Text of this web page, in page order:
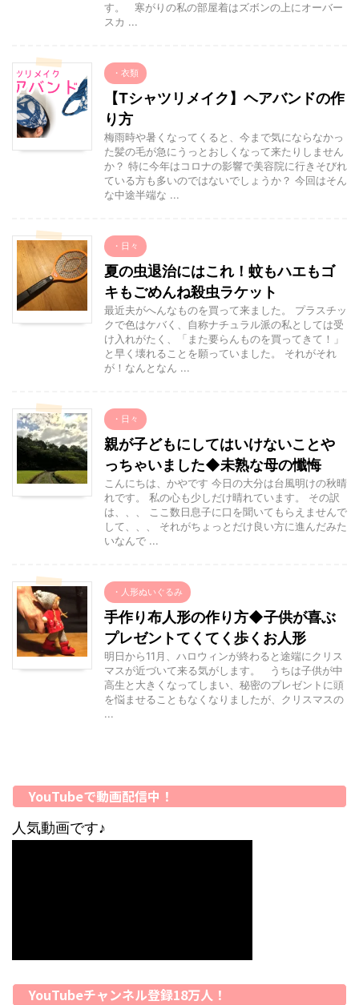
す。 寒がりの私の部屋着はズボンの上にオーバー
スカ ...
・衣類
【Tシャツリメイク】ヘアバンドの作
り方
梅雨時や暑くなってくると、今まで気にならなかっ
た髪の毛が急にうっとおしくなって来たりしません
か？ 特に今年はコロナの影響で美容院に行きそびれ
ている方も多いのではないでしょうか？ 今回はそん
な中途半端な ...
・日々
夏の虫退治にはこれ！蚊もハエもゴ
キもごめんね殺虫ラケット
最近夫がへんなものを買って来ました。 プラスチッ
クで色はケバく、自称ナチュラル派の私としては受
け入れがたく、「また要らんものを買ってきて！」
と早く壊れることを願っていました。 それがそれ
が！なんとなん ...
・日々
親が子どもにしてはいけないことや
っちゃいました◆未熟な母の懺悔
こんにちは、かやです 今日の大分は台風明けの秋晴
れです。 私の心も少しだけ晴れています。 その訳
は、、、 ここ数日息子に口を聞いてもらえませんで
して、、、 それがちょっとだけ良い方に進んだみた
いなんで ...
・人形ぬいぐるみ
手作り布人形の作り方◆子供が喜ぶ
プレゼントてくてく歩くお人形
明日から11月、ハロウィンが終わると途端にクリス
マスが近づいて来る気がします。 うちは子供が中
高生と大きくなってしまい、秘密のプレゼントに頭
を悩ませることもなくなりましたが、クリスマスの
...
YouTubeで動画配信中！
人気動画です♪
YouTubeチャンネル登録18万人！